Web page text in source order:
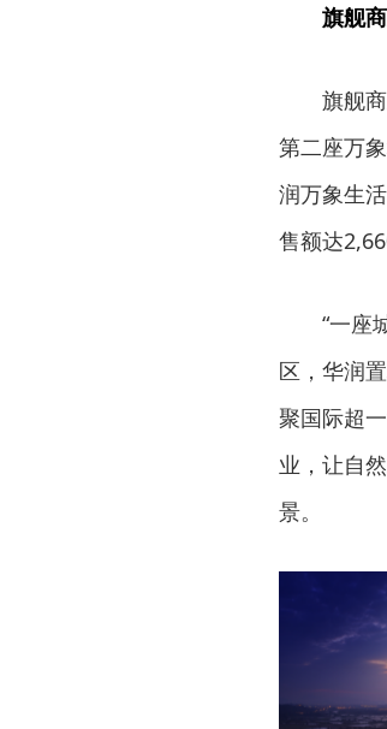
旗舰
旗舰
第二座万
润万象生
售额达
“一座
区，华润
聚国际超
业，让自
景。